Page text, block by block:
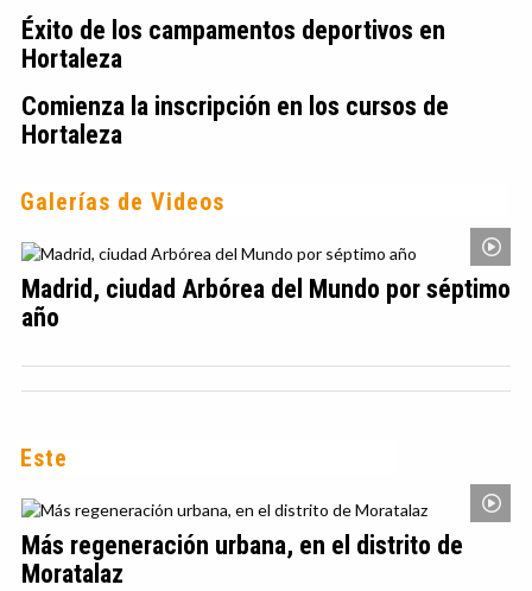
Éxito de los campamentos deportivos en
Hortaleza
Comienza la inscripción en los cursos de
Hortaleza
Galerías de Videos
Madrid, ciudad Arbórea del Mundo por séptimo
año
Este
Más regeneración urbana, en el distrito de
Moratalaz